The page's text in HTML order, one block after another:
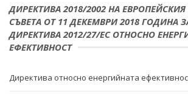
ЗА МИНИСТЕРСТВОТО
ЗА НАС
МИСИЯ И ЦЕЛИ
ИСТОРИЯ
МИНИСТЪР
ПОЛИТИЧЕСКИ КАБИНЕТ
НОРМАТИВНИ ДОКУМЕНТИ
ДИРЕКТИВА 2018/2002 НА
СЪВЕТА ОТ 11 ДЕКЕМВРИ 2018 ГОДИНА
ДИРЕКТИВА 2012/27/ЕС ОТНОСНО
ЕФЕКТИВНОСТ
Директива относно енергийната